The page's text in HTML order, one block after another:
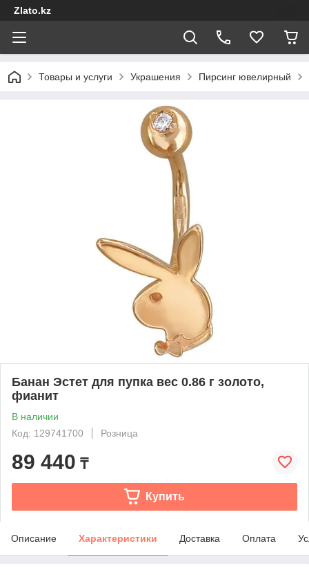
Zlato.kz
Товары и услуги Украшения Пирсинг ювелирный
Банан Эстет для пупка вес 0.86 г золото,
фианит
В наличии
Код: 129741700
Розница
89 440 ₸
Купить
Описание Характеристики Доставка Оплата